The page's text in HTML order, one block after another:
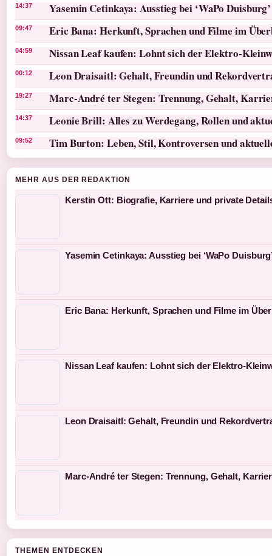
14:37 Yasemin Cetinkaya: Ausstieg bei ‘WaPo
09:47 Eric Bana: Herkunft, Sprachen und Filme im
04:59 Nissan Leaf kaufen: Lohnt sich der Elektro-
00:12 Leon Draisaitl: Gehalt, Freundin und
19:27 Marc-André ter Stegen: Trennung, Gehalt,
14:37 Leonie Brill: Alles zu Werdegang, Rollen und
09:52 Tim Burton: Leben, Stil, Kontroversen und
MEHR AUS DER REDAKTION
Kerstin Ott: Biografie, Karriere und private
Yasemin Cetinkaya: Ausstieg bei ‘WaPo
Eric Bana: Herkunft, Sprachen und Filme im
Nissan Leaf kaufen: Lohnt sich der Elektro-
Leon Draisaitl: Gehalt, Freundin und
Marc-André ter Stegen: Trennung, Gehalt,
THEMEN ENTDECKEN